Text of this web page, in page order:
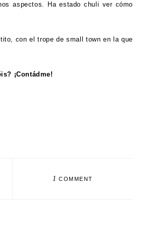
aspectos. Ha estado chuli ver cómo
con el trope de small town en la que
¡Contádme!
1 COMMENT